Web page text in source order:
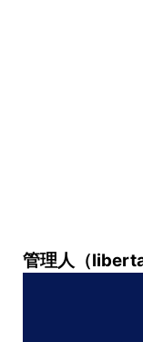
管理人（